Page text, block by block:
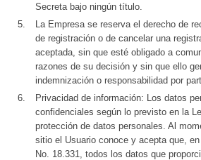
Secreta bajo ningún título.
La Empresa se reserva el derecho de
de registración o de cancelar una
aceptada, sin que esté obligado a
razones de su decisión y sin que ello
indemnización o responsabilidad por
Privacidad de información: Los datos
confidenciales según lo previsto en la
protección de datos personales. Al
sitio el Usuario conoce y acepta que,
No. 18.331, todos los datos que